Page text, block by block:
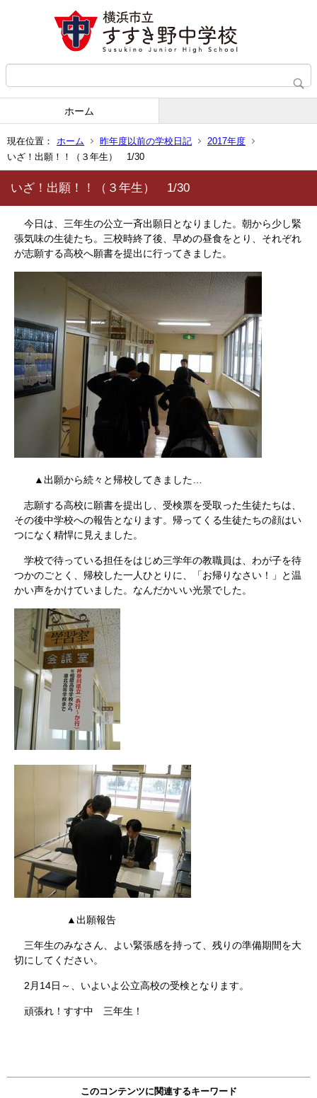
ホーム
現在位置： ホーム 昨年度以前の学校日記
2017年度
いざ！出願！！（３年生） 1/30
いざ！出願！！（３年生） 1/30
今日は、三年生の公立一斉出願日となりました。朝から少し緊
張気味の生徒たち。三校時終了後、早めの昼食をとり、それぞれ
が志願する高校へ願書を提出に行ってきました。
▲出願から続々と帰校してきました…
志願する高校に願書を提出し、受検票を受取った生徒たちは、
その後中学校への報告となります。帰ってくる生徒たちの顔はい
つになく精悍に見えました。
学校で待っている担任をはじめ三学年の教職員は、わが子を待
つかのごとく、帰校した一人ひとりに、「お帰りなさい！」と温
かい声をかけていました。なんだかいい光景でした。
▲出願報告
三年生のみなさん、よい緊張感を持って、残りの準備期間を大
切にしてください。
2月14日～、いよいよ公立高校の受検となります。
頑張れ！すす中 三年生！
このコンテンツに関連するキーワード